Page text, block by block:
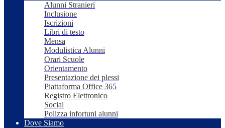
Alunni Stranieri
Inclusione
Iscrizioni
Libri di testo
Mensa
Modulistica Alunni
Orari Scuole
Orientamento
Presentazione dei plessi
Piattaforma Office 365
Registro Elettronico
Social
Polizza infortuni alunni
Dove Siamo